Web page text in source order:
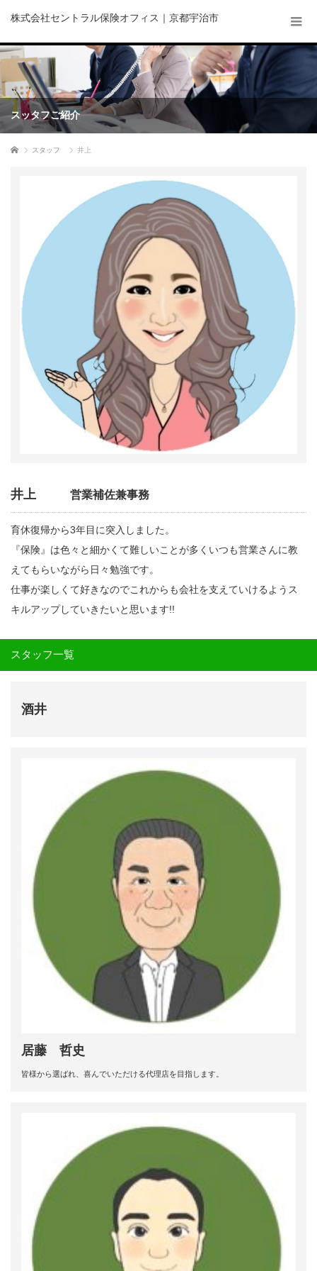
株式会社セントラル保険オフィス｜京都宇治市
スッタフご紹介
ホーム スタッフ 井上
井上 営業補佐兼事務
育休復帰から3年目に突入しました。
『保険』は色々と細かくて難しいことが多くいつも営業さんに教
えてもらいながら日々勉強です。
仕事が楽しくて好きなのでこれからも会社を支えていけるようス
キルアップしていきたいと思います!!
スタッフ一覧
酒井
居藤 哲史
皆様から選ばれ、喜んでいただける代理店を目指します。